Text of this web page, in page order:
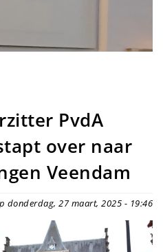
PvdA
over naar
Veendam
donderdag, 27 maart, 2025 - 19:46